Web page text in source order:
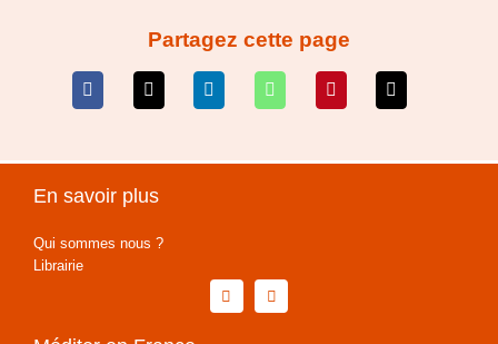
Partagez cette page
En savoir plus
Qui sommes nous ?
Librairie